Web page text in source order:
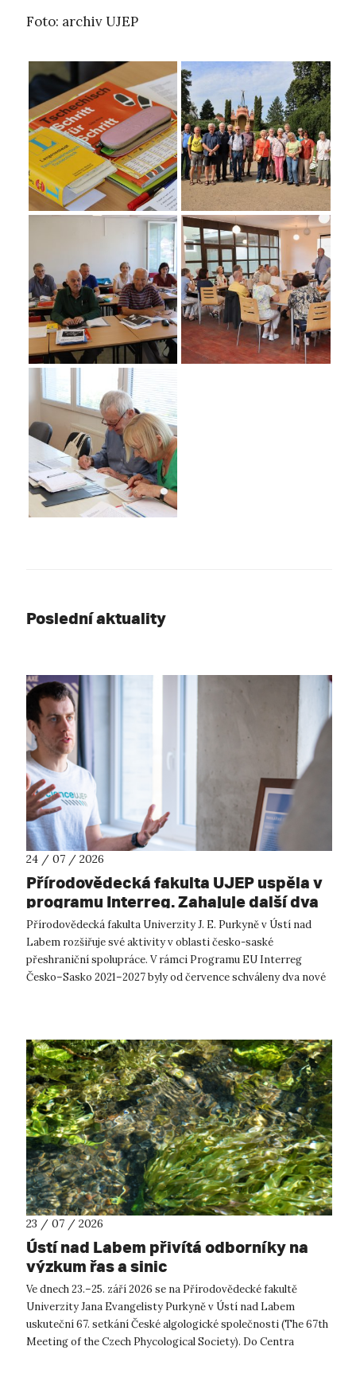
Foto: archiv UJEP
Poslední aktuality
24 / 07 / 2026
Přírodovědecká fakulta UJEP uspěla v
programu Interreg. Zahajuje další dva
přeshraniční projekty se saskými
partnery
Přírodovědecká fakulta Univerzity J. E. Purkyně v Ústí nad
Labem rozšiřuje své aktivity v oblasti česko-saské
přeshraniční spolupráce. V rámci Programu EU Interreg
Česko–Sasko 2021–2027 byly od července schváleny dva nové
23 / 07 / 2026
Ústí nad Labem přivítá odborníky na
výzkum řas a sinic
Ve dnech 23.–25. září 2026 se na Přírodovědecké fakultě
Univerzity Jana Evangelisty Purkyně v Ústí nad Labem
uskuteční 67. setkání České algologické společnosti (The 67th
Meeting of the Czech Phycological Society). Do Centra